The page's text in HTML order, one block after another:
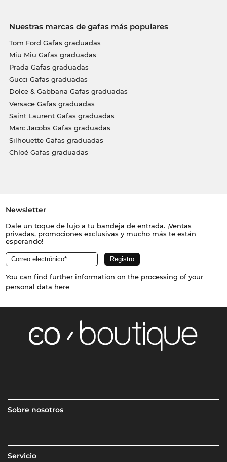
Nuestras marcas de gafas más populares
Tom Ford Gafas graduadas
Miu Miu Gafas graduadas
Prada Gafas graduadas
Gucci Gafas graduadas
Dolce & Gabbana Gafas graduadas
Versace Gafas graduadas
Saint Laurent Gafas graduadas
Marc Jacobs Gafas graduadas
Silhouette Gafas graduadas
Chloé Gafas graduadas
Newsletter
Dale un toque de lujo a tu bandeja de entrada. ¡Ventas
privadas, promociones exclusivas y mucho más te están
esperando!
You can find further information on the processing of your
personal data here
Sobre nosotros
Servicio